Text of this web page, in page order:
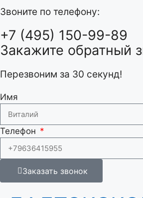
Звоните по телефону:
+7 (495) 150-99-89
Закажите обратный
Перезвоним за 30 секунд!
Имя
Телефон
Заказать звонок